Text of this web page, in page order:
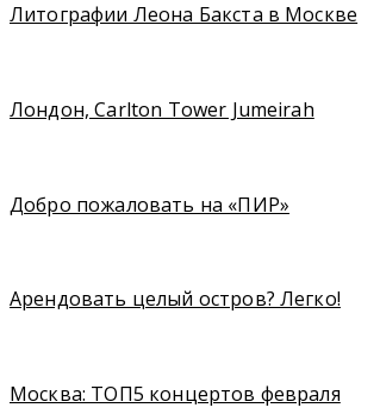
Литографии Леона Бакста в Москве
Лондон, Carlton Tower Jumeirah
Добро пожаловать на «ПИР»
Арендовать целый остров? Легко!
Москва: ТОП5 концертов февраля